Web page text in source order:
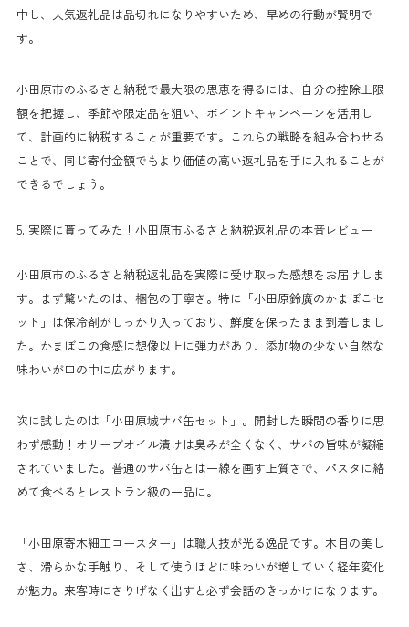
中し、人気返礼品は品切れになりやすいため、早めの行動が賢明で
す。
小田原市のふるさと納税で最大限の恩恵を得るには、自分の控除上限
額を把握し、季節や限定品を狙い、ポイントキャンペーンを活用し
て、計画的に納税することが重要です。これらの戦略を組み合わせる
ことで、同じ寄付金額でもより価値の高い返礼品を手に入れることが
できるでしょう。
5. 実際に貰ってみた！小田原市ふるさと納税返礼品の本音レビュー
小田原市のふるさと納税返礼品を実際に受け取った感想をお届けしま
す。まず驚いたのは、梱包の丁寧さ。特に「小田原鈴廣のかまぼこセ
ット」は保冷剤がしっかり入っており、鮮度を保ったまま到着しまし
た。かまぼこの食感は想像以上に弾力があり、添加物の少ない自然な
味わいが口の中に広がります。
次に試したのは「小田原城サバ缶セット」。開封した瞬間の香りに思
わず感動！オリーブオイル漬けは臭みが全くなく、サバの旨味が凝縮
されていました。普通のサバ缶とは一線を画す上質さで、パスタに絡
めて食べるとレストラン級の一品に。
「小田原寄木細工コースター」は職人技が光る逸品です。木目の美し
さ、滑らかな手触り、そして使うほどに味わいが増していく経年変化
が魅力。来客時にさりげなく出すと必ず会話のきっかけになります。